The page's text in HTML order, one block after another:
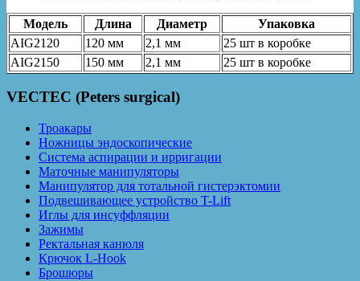
Модель Длина Диаметр
Упаковка
AIG2120
120 мм 2,1 мм
25 шт в коробке
AIG2150
150 мм 2,1 мм 25 шт в коробке
VECTEC (Peters surgical)
Троакары
Ножницы эндоскопические
Система аспирации и ирригации
Маточные манипуляторы
Манипулятор для тотальной гистерэктомии
Подвешивающее устройство T-Lift
Иглы для инсуффляции
Зажимы
Ректальная канюля
Крючок L-Hook
Брошюры